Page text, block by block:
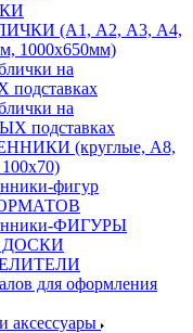
(А1, А2, А3, А4,
1000х650мм)
на
на
подставках
(круглые, А8,
фигур
ФИГУРЫ
для оформления
аксессуары